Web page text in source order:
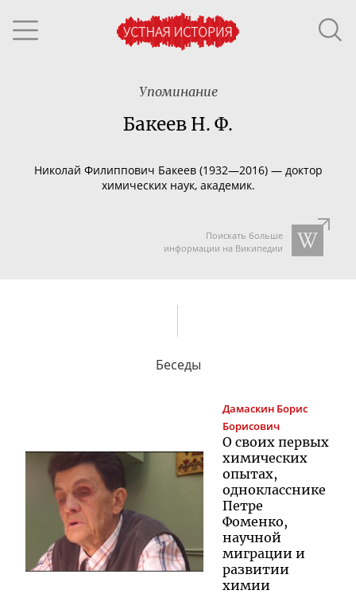
Упоминание
Бакеев Н. Ф.
Николай Филиппович Бакеев (1932—2016) — доктор
химических наук, академик.
Поискать больше
информации на Википедии
Беседы
Дамаскин Борис
Борисович
О своих первых
химических
опытах,
однокласснике
Петре
Фоменко,
научной
миграции и
развитии
химии